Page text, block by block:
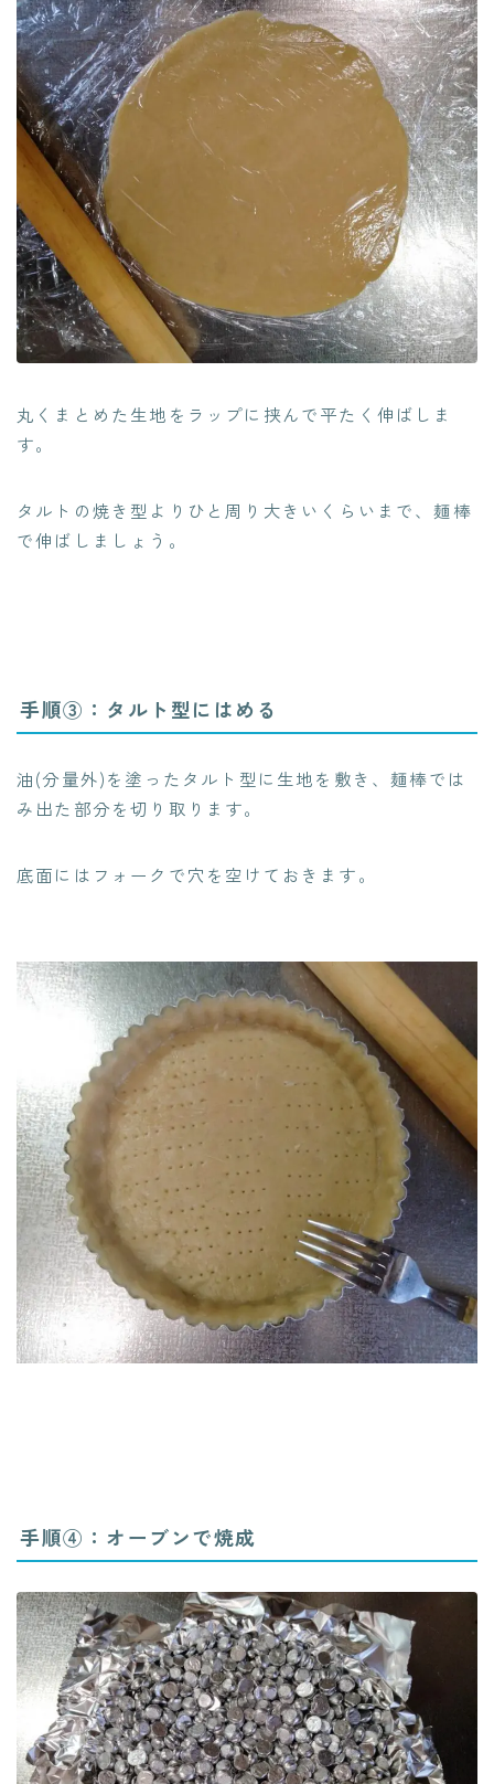
丸くまとめた生地をラップに挟んで平たく伸ばしま
す。
タルトの焼き型よりひと周り大きいくらいまで、麺棒
で伸ばしましょう。
手順③：タルト型にはめる
油(分量外)を塗ったタルト型に生地を敷き、麺棒では
み出た部分を切り取ります。
底面にはフォークで穴を空けておきます。
手順④：オーブンで焼成